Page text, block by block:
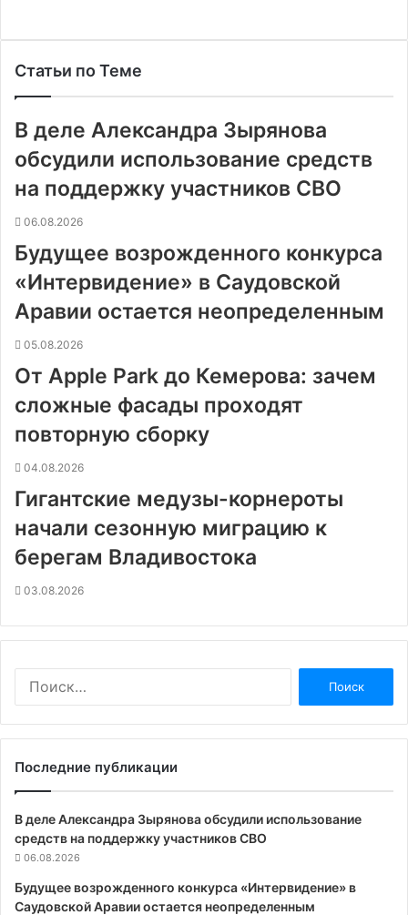
Статьи по Теме
В деле Александра Зырянова
обсудили использование средств
на поддержку участников СВО
06.08.2026
Будущее возрожденного конкурса
«Интервидение» в Саудовской
Аравии остается неопределенным
05.08.2026
От Apple Park до Кемерова: зачем
сложные фасады проходят
повторную сборку
04.08.2026
Гигантские медузы-корнероты
начали сезонную миграцию к
берегам Владивостока
03.08.2026
Последние публикации
В деле Александра Зырянова обсудили использование
средств на поддержку участников СВО
06.08.2026
Будущее возрожденного конкурса «Интервидение» в
Саудовской Аравии остается неопределенным